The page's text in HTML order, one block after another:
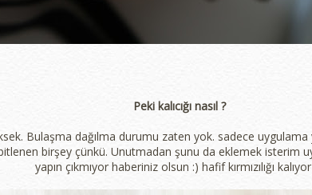
Peki kalıcığı nasıl ?
Bulaşma dağılma durumu zaten yok. sadece
birşey çünkü. Unutmadan şunu da eklemek isterim
yapın çıkmıyor haberiniz olsun :) hafif kırmızılığı